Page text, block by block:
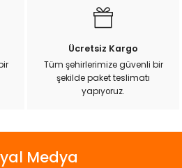
Ücretsiz Kargo
Tüm şehirlerimize güvenli bir
şekilde paket teslimatı
yapıyoruz.
Medya